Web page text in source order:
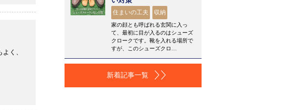
く、
住まいの工夫 収納
家の顔とも呼ばれる玄関に入っ
て、最初に目が入るのはシューズ
クロークです。靴を入れる場所で
すが、このシューズクロ…
新着記事一覧